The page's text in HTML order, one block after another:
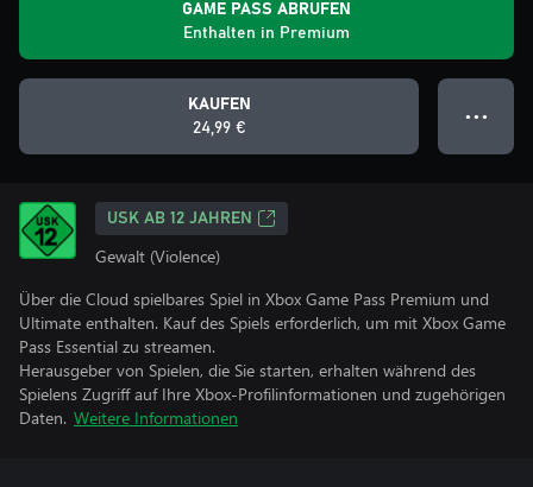
GAME PASS ABRUFEN
Enthalten in Premium
KAUFEN
24,99 €
● ● ●
USK AB 12 JAHREN
Gewalt (Violence)
Über die Cloud spielbares Spiel in Xbox Game Pass Premium und
Ultimate enthalten. Kauf des Spiels erforderlich, um mit Xbox Game
Pass Essential zu streamen.
Herausgeber von Spielen, die Sie starten, erhalten während des
Spielens Zugriff auf Ihre Xbox-Profilinformationen und zugehörigen
Daten. Weitere Informationen